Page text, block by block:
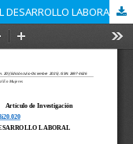
EL PATRIARCADO Y SU INCIDENCIA EN EL DESARROLLO LABORAL EN MUJERES